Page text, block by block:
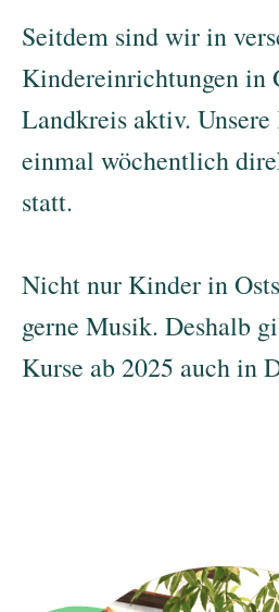
Seitdem sind wir in
Kindereinrichtungen in
Landkreis aktiv.
einmal wöchentlich
statt.
Nicht nur Kinder in
gerne Musik. Deshalb
Kurse ab 2025 auch in